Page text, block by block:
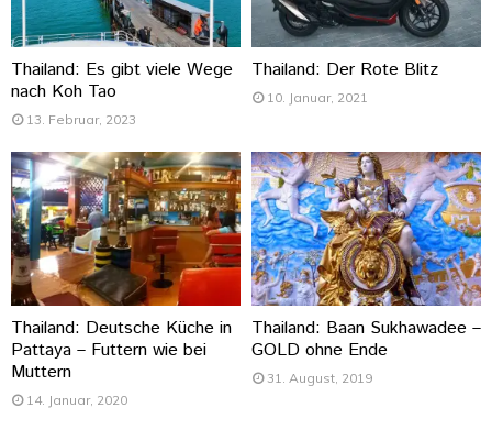
Thailand: Es gibt viele Wege
nach Koh Tao
13. Februar, 2023
Thailand: Der Rote Blitz
10. Januar, 2021
Thailand: Deutsche Küche in
Pattaya – Futtern wie bei
Muttern
14. Januar, 2020
Thailand: Baan Sukhawadee –
GOLD ohne Ende
31. August, 2019